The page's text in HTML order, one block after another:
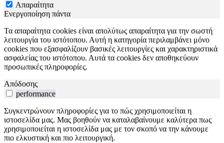
Απαραίτητα
Ενεργοποίηση πάντα
Τα απαραίτητα cookies είναι απολύτως απαραίτητα για την σωστή
λειτουργία του ιστότοπου. Αυτή η κατηγορία περιλαμβάνει μόνο
cookies που εξασφαλίζουν βασικές λειτουργίες και χαρακτηριστικά
ασφαλείας του ιστότοπου. Αυτά τα cookies δεν αποθηκεύουν
προσωπικές πληροφορίες.
Απόδοσης
performance
Συγκεντρώνουν πληροφορίες για το πώς χρησιμοποιείται η
ιστοσελίδα μας. Μας βοηθούν να καταλαβαίνουμε καλύτερα πως
χρησιμοποιείται η ιστοσελίδα μας με τον σκοπό να την κάνουμε
πιο ελκυστική και πιο λειτουργική.